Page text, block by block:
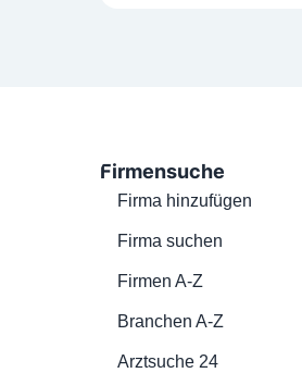
Firmensuche
Firma hinzufügen
Firma suchen
Firmen A-Z
Branchen A-Z
Arztsuche 24